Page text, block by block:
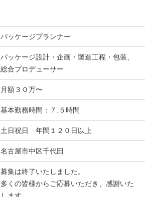
パッケージプランナー
パッケージ設計・企画・製造工程・包装、
総合プロデューサー
月額３０万〜
基本勤務時間：７.５時間
土日祝日 年間１２０日以上
名古屋市中区千代田
募集は終了いたしました。
多くの皆様からご応募いただき、感謝いた
します。